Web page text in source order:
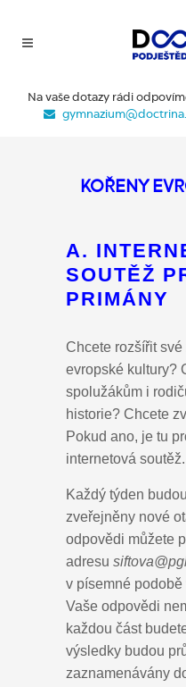
Na vaše dotazy rádi
KOŘENY
A.
SOUTĚŽ
PRIMÁNY
Chcete rozšířit
evropské kultury?
spolužákům i
historie? Chcete
Pokud ano, je tu
internetová soutěž.
Každý týden
zveřejněny nové
odpovědi můžete
adresu
v písemné
Vaše odpovědi
každou část
výsledky budou
zaznamenávány